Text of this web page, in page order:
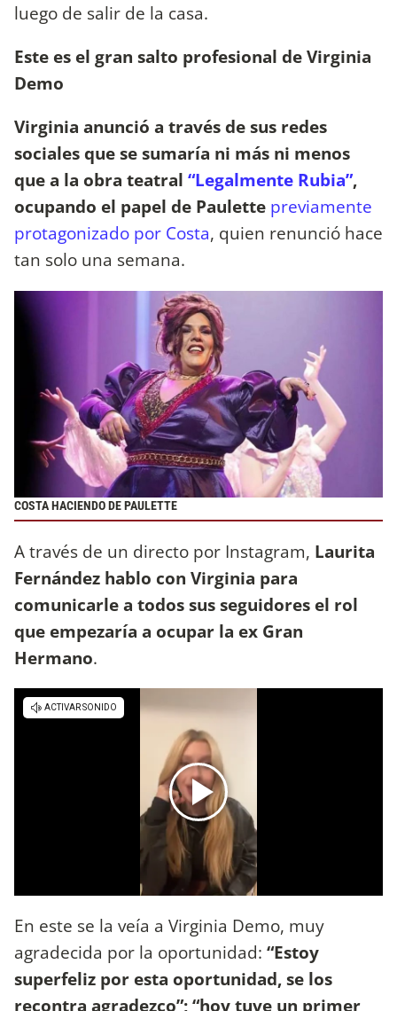
luego de salir de la casa.
Este es el gran salto profesional de Virginia
Demo
Virginia anunció a través de sus redes
sociales que se sumaría ni más ni menos
que a la obra teatral “Legalmente Rubia”,
ocupando el papel de Paulette previamente
protagonizado por Costa, quien renunció hace
tan solo una semana.
COSTA HACIENDO DE PAULETTE
A través de un directo por Instagram, Laurita
Fernández hablo con Virginia para
comunicarle a todos sus seguidores el rol
que empezaría a ocupar la ex Gran
Hermano.
En este se la veía a Virginia Demo, muy
agradecida por la oportunidad: “Estoy
superfeliz por esta oportunidad, se los
recontra agradezco”; “hoy tuve un primer